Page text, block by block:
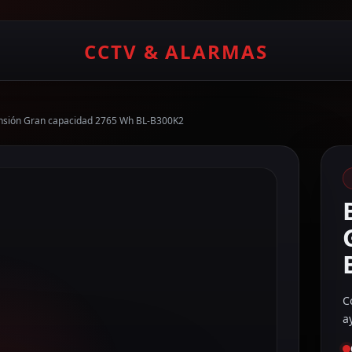
CCTV & ALARMAS
Gran capacidad 2765 Wh BL-B300K2